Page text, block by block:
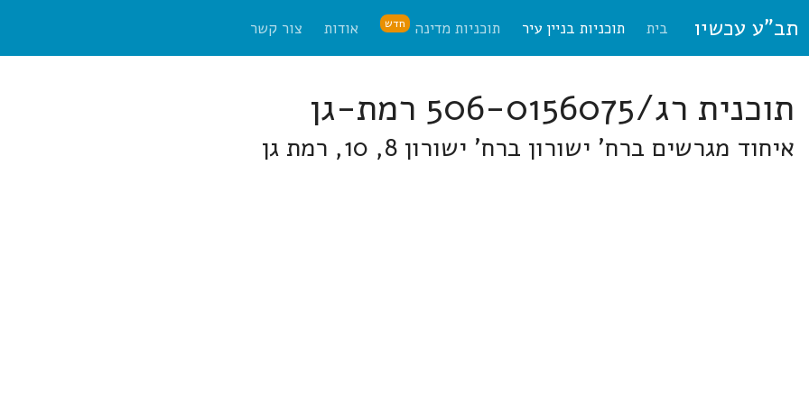
תב"ע עכשיו בית תוכניות בניין עיר תוכניות מדינה חדש אודות צור קשר
תוכנית רג/506-0156075 רמת-גן
איחוד מגרשים ברח' ישורון ברח' ישורון 8, 10, רמת גן